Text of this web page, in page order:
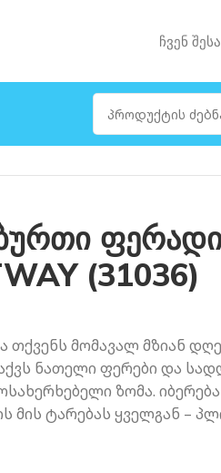
Ჩვენ
(31036)
მომავალ მზიან
აქვს ნათელი ფერები და
ზომა.
მის ტარებას ყველგან –